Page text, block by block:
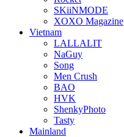
SKiiNMODE
XOXO Magazine
Vietnam
LALLALIT
NaGuy
Song
Men Crush
BAO
HVK
ShenkyPhoto
Tasty
Mainland